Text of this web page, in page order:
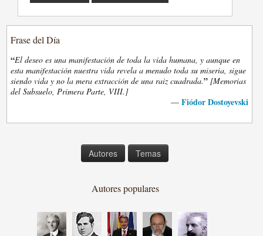
Frase del Día
“El deseo es una manifestación de toda la vida humana, y aunque en
esta manifestación nuestra vida revela a menudo toda su miseria, sigue
siendo vida y no la mera extracción de una raiz cuadrada.” [Memorias
del Subsuelo, Primera Parte, VIII.]
— Fiódor Dostoyevski
Autores Temas
Autores populares